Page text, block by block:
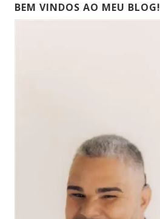
BEM VINDOS AO MEU BLOG!